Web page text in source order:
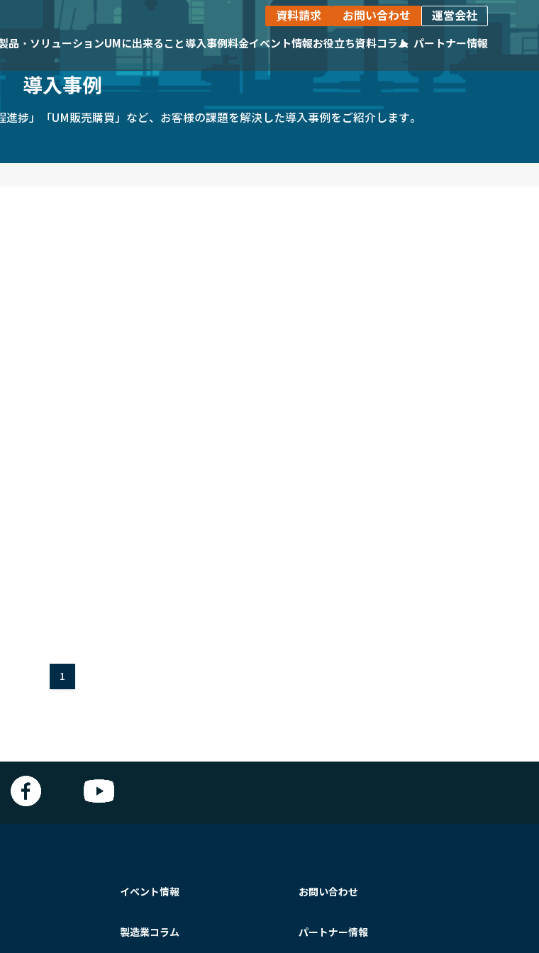
品・ソリューション
ステム 作業スケジュール調整ツール 生産計画自動最適化ツール
UMに出来ること 導入事例料金イベント情報お役立ち資料コラム パートナー情報
と連携
ネス成長
パートナー事例
UM SaaS Cloudパートナーでご活躍いただいている企業様をご紹介します。
資料請求 お問い合わせ 運営会社
導入事例
捗」「UM販売購買」など、お客様の課題を解決した導入事例をご紹介します。
1
イベント情報
製造業コラム
お問い合わせ
パートナー情報